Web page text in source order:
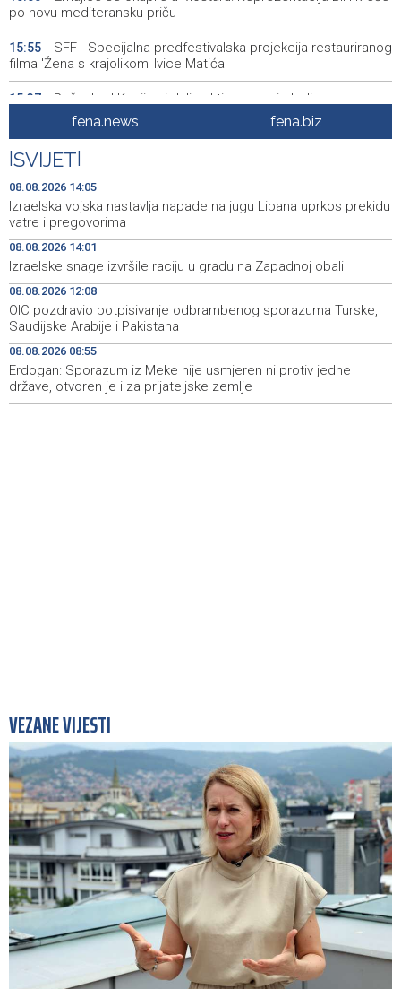
po novu mediteransku priču
15:55
SFF - Specijalna predfestivalska projekcija restauriranog
filma 'Žena s krajolikom' Ivice Matića
15:37
Požar kod Konjica i dalje aktivan, stanje bolje nego
15:27
Dokumentarac 'Bulevar Ivice Osima' osvojio nagradu na
City Festu u Niškoj Banji
15:09
Konjic ugostio 23 folklorna društva na 26.
Međunarodnom festivalu ‘Konjička sehara’
15:05
Vozači u HBŽ-u pozvani na oprez zbog divljih konja na
cestama
14:49
Bh. Muay Thai reprezentacija na Svjetskom prvenstvu u
najbrojnijem sastavu do sada (VIDEO)
14:30
Sutra sunčano, dnevna temperatura od 27 do 33, na
jugu do 39 stepeni
fena.news fena.biz
SVIJET
08.08.2026 14:05
Izraelska vojska nastavlja napade na jugu Libana uprkos prekidu
vatre i pregovorima
08.08.2026 14:01
Izraelske snage izvršile raciju u gradu na Zapadnoj obali
08.08.2026 12:08
OIC pozdravio potpisivanje odbrambenog sporazuma Turske,
Saudijske Arabije i Pakistana
08.08.2026 08:55
Erdogan: Sporazum iz Meke nije usmjeren ni protiv jedne
države, otvoren je i za prijateljske zemlje
VEZANE VIJESTI